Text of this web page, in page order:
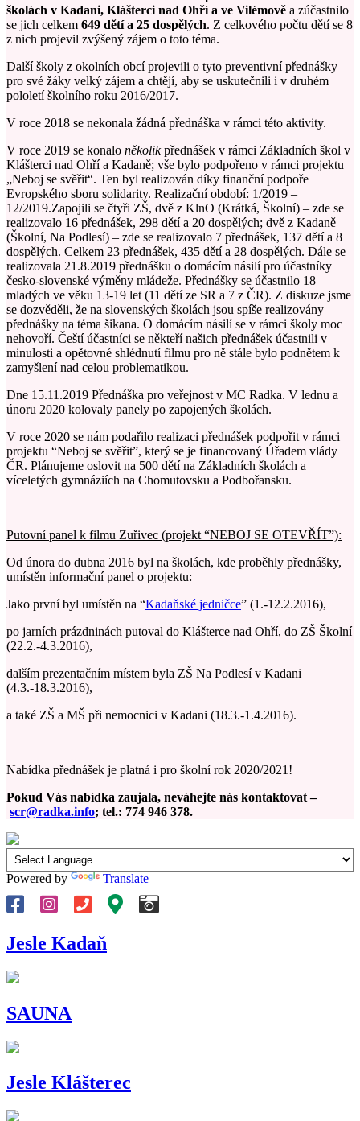
školách v Kadani, Klášterci nad Ohří a ve Vilémově a zúčastnilo
se jich celkem 649 dětí a 25 dospělých. Z celkového počtu dětí se 8
z nich projevil zvýšený zájem o toto téma.
Další školy z okolních obcí projevili o tyto preventivní přednášky
pro své žáky velký zájem a chtějí, aby se uskutečnili i v druhém
pololetí školního roku 2016/2017.
V roce 2018 se nekonala žádná přednáška v rámci této aktivity.
V roce 2019 se konalo několikpřednášek v rámci Základních škol v
Klášterci nad Ohří a Kadaně; vše bylo podpořeno v rámci projektu
„Neboj se svěřit“. Ten byl realizován díky finanční podpoře
Evropského sboru solidarity. Realizační období: 1/2019 –
12/2019.Zapojili se čtyři ZŠ, dvě z KlnO (Krátká, Školní) – zde se
realizovalo 16 přednášek, 298 dětí a 20 dospělých; dvě z Kadaně
(Školní, Na Podlesí) – zde se realizovalo 7 přednášek, 137 dětí a 8
dospělých. Celkem 23 přednášek, 435 dětí a 28 dospělých. Dále se
realizovala 21.8.2019 přednášku o domácím násilí pro účastníky
česko-slovenské výměny mládeže. Přednášky se účastnilo 18
mladých ve věku 13-19 let (11 dětí ze SR a 7 z ČR). Z diskuze jsme
se dozvěděli, že na slovenských školách jsou spíše realizovány
přednášky na téma šikana. O domácím násilí se v rámci školy moc
nehovoří. Čeští účastníci se někteří našich přednášek účastnili v
minulosti a opětovné shlédnutí filmu pro ně stále bylo podnětem k
zamyšlení nad celou problematikou.
Dne 15.11.2019 Přednáška pro veřejnost v MC Radka. V lednu a
únoru 2020 kolovaly panely po zapojených školách.
V roce 2020 se nám podařilo realizaci přednášek podpořit v rámci
projektu “Neboj se svěřit”, který se je financovaný Úřadem vlády
ČR. Plánujeme oslovit na 500 dětí na Základních školách a
víceletých gymnáziích na Chomutovsku a Podbořansku.
Putovní panel k filmu Zuřivec (projekt “NEBOJ SE OTEVŘÍT”):
Od února do dubna 2016 byl na školách, kde proběhly přednášky,
umístěn informační panel o projektu:
Jako první byl umístěn na “Kadaňské jedničce” (1.-12.2.2016),
po jarních prázdninách putoval do Klášterce nad Ohří, do ZŠ Školní
(22.2.-4.3.2016),
dalším prezentačním místem byla ZŠ Na Podlesí v Kadani
(4.3.-18.3.2016),
a také ZŠ a MŠ při nemocnici v Kadani (18.3.-1.4.2016).
Nabídka přednášek je platná i pro školní rok 2020/2021!
Pokud Vás nabídka zaujala, neváhejte nás kontaktovat –
scr@radka.info; tel.: 774 946 378.
Powered by Translate
Jesle Kadaň
SAUNA
Jesle Klášterec